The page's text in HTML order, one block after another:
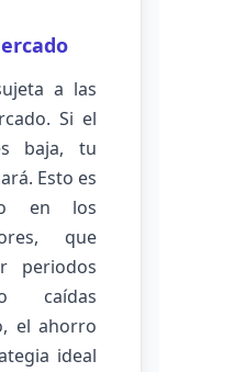
a las
Si el
baja, tu
Esto es
en los
que
periodos
caídas
el ahorro
ideal